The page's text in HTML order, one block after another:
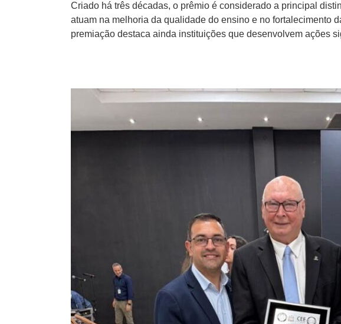
Criado há três décadas, o prêmio é considerado a principal
atuam na melhoria da qualidade do ensino e no fortalecimento
premiação destaca ainda instituições que desenvolvem ações